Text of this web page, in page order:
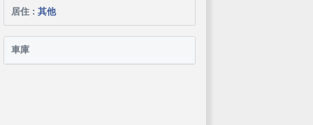
居住 : 其他
車庫